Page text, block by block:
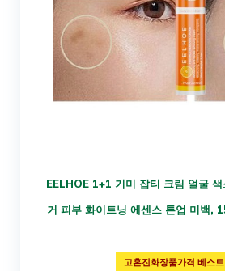
EELHOE 1+1 기미 잡티 크림 얼굴
거 피부 화이트닝 에센스 톤업 미백,
고혼진화장품가격 베스